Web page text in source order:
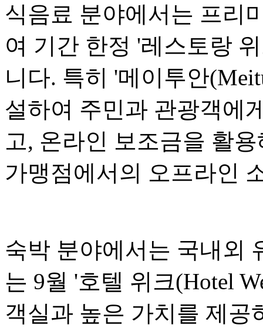
식음료 분야에서는 프리
여 기간 한정 '레스토랑
니다. 특히 '메이투안
설하여 주민과 관광객에
고, 온라인 보조금을 활
가맹점에서의 오프라인
숙박 분야에서는 국내외
는 9월 '호텔 위크(Hotel
객실과 높은 가치를 제